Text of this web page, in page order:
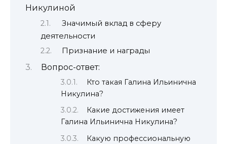
Никулиной
Значимый вклад в сферу
деятельности
Признание и награды
Вопрос-ответ:
Кто такая Галина Ильинична
Никулина?
Какие достижения имеет
Галина Ильинична Никулина?
Какую профессиональную